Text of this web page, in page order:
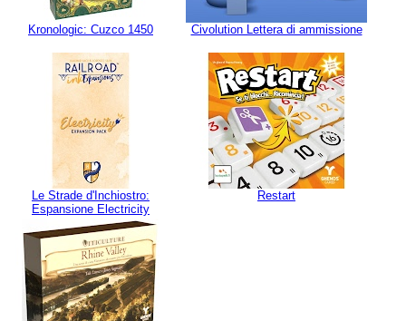
Kronologic: Cuzco 1450 Civolution Lettera di ammissione
Le Strade d'Inchiostro:
Espansione Electricity
Restart